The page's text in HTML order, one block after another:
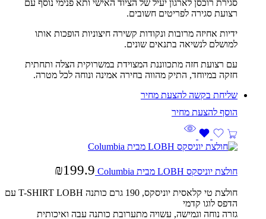
סגירת רוכסן לארגון יעיל של הציוד האישי ותא פנימי נוסף עם
רצועת סגירה לפריטים חשובים.
ידיות אחיזה מרובות ונקודות קשירה חיצוניות הופכות אותו
למושלם לנשיאה בתנאים שונים.
עם רצועת חזה מתכווננת המצוידת במשרוקית הצלה ותחתית
חזקה במיוחד, התיק מהווה בחירה אמינה ונוחה לכל מטרה.
שליחת בקשה להצעת מחיר
חולצת יוניסקס LOBH מבית Columbia ₪199.9
חולצת טי קלאסית יוניסקס, 190 גרם כותנה T-SHIRT LOBH עם
הדפס לוגו קדמי
גזרה נוחה וגמישה, עשויה מתערובת כותנה עבה ואיכותית